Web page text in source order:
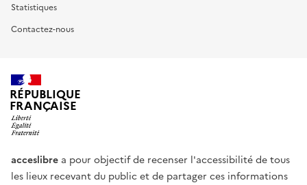
Statistiques
Contactez-nous
RÉPUBLIQUE
FRANÇAISE
acceslibre a pour objectif de recenser l'accessibilité de tous
les lieux recevant du public et de partager ces informations